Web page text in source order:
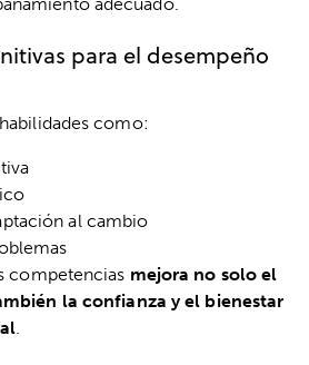
adecuado.
para el desempeño
como:
al cambio
competencias mejora no solo el
la confianza y el bienestar
.